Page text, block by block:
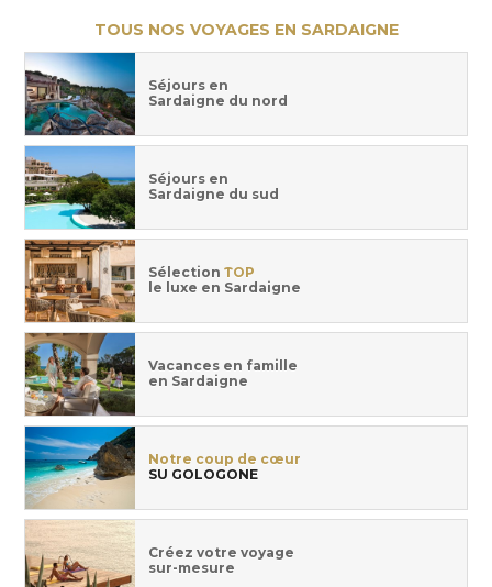
TOUS NOS VOYAGES EN SARDAIGNE
Séjours en
Sardaigne du nord
Séjours en
Sardaigne du sud
Sélection TOP
le luxe en Sardaigne
Vacances en famille
en Sardaigne
Notre coup de cœur
SU GOLOGONE
Créez votre voyage
sur-mesure